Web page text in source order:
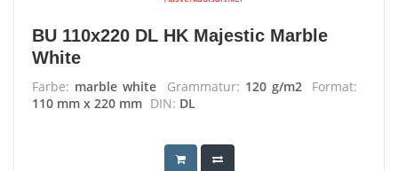
BU 110x220 DL HK Majestic Marble
White
Farbe: marble white Grammatur: 120 g/m2
Format:
110 mm x 220 mm DIN: DL